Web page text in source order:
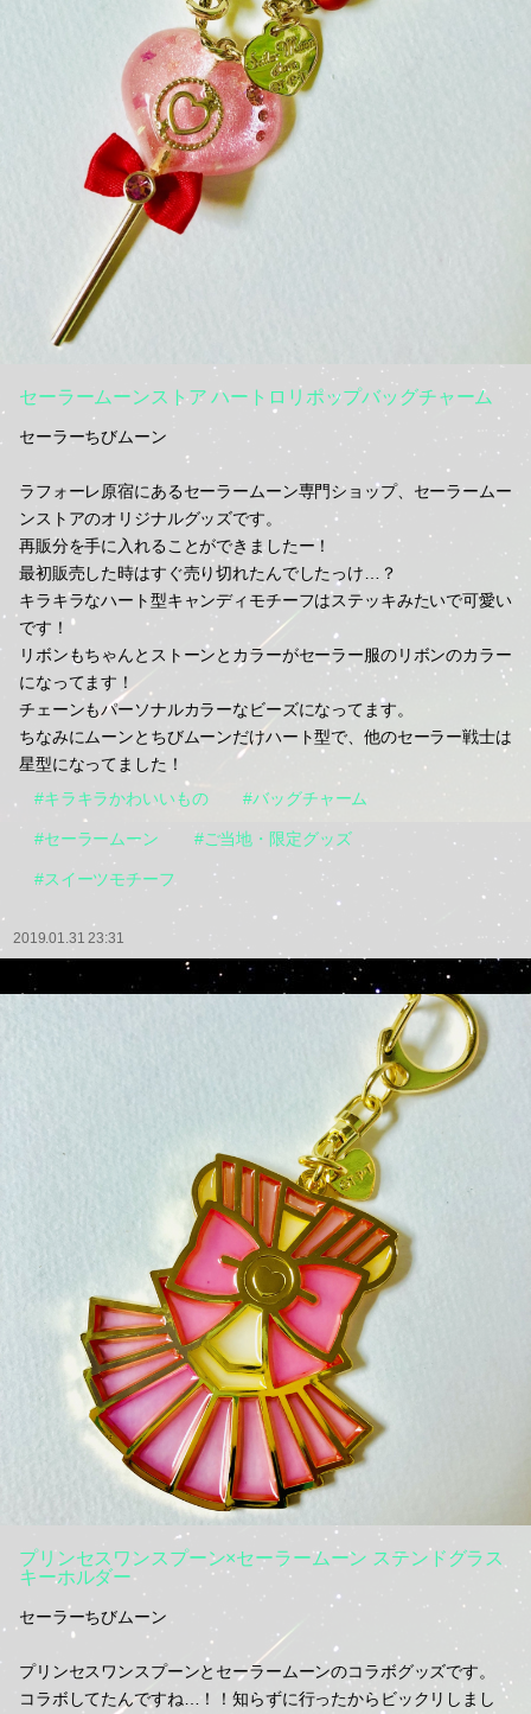
セーラームーンストア ハートロリポップバッグチャーム
セーラーちびムーン
ラフォーレ原宿にあるセーラームーン専門ショップ、セーラームー
ンストアのオリジナルグッズです。
再販分を手に入れることができましたー！
最初販売した時はすぐ売り切れたんでしたっけ…？
キラキラなハート型キャンディモチーフはステッキみたいで可愛い
です！
リボンもちゃんとストーンとカラーがセーラー服のリボンのカラー
になってます！
チェーンもパーソナルカラーなビーズになってます。
ちなみにムーンとちびムーンだけハート型で、他のセーラー戦士は
星型になってました！
#キラキラかわいいもの
#バッグチャーム
#セーラームーン #ご当地・限定グッズ
#スイーツモチーフ
2019.01.31 23:31
プリンセスワンスプーン×セーラームーン ステンドグラス
キーホルダー
セーラーちびムーン
プリンセスワンスプーンとセーラームーンのコラボグッズです。
コラボしてたんですね…！！知らずに行ったからビックリしまし